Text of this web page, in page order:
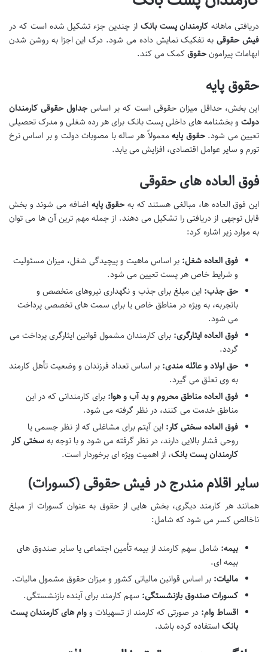
دریافتی ماهانه کارمندان پست بانک از چندین جزء تشکیل شده است که در
فیش حقوقیبه تفکیک نمایش داده می شود. درک این اجزا به روشن شدن
ابهامات پیرامونحقوقکمک می کند.
حقوق پایه
این بخش، حداقل میزان حقوقی است که بر اساس جداول حقوقی کارمندان
دولت و بخشنامه های داخلی پست بانک برای هر رده شغلی و مدرک تحصیلی
تعیین می شود.حقوق پایهمعمولاً هر ساله با مصوبات دولت و بر اساس نرخ
تورم و سایر عوامل اقتصادی، افزایش می یابد.
فوق العاده های حقوقی
این فوق العاده ها، مبالغی هستند که به حقوق پایه اضافه می شوند و بخش
قابل توجهی از دریافتی را تشکیل می دهند. از جمله مهم ترین آن ها می توان
به موارد زیر اشاره کرد:
فوق العاده شغل: بر اساس ماهیت و پیچیدگی شغل، میزان مسئولیت
و شرایط خاص هر پست تعیین می شود.
حق جذب: این مبلغ برای جذب و نگهداری نیروهای متخصص و
باتجربه، به ویژه در مناطق خاص یا برای سمت های تخصصی پرداخت
می شود.
فوق العاده ایثارگری: برای کارمندان مشمول قوانین ایثارگری پرداخت می
گردد.
حق اولاد و عائله مندی: بر اساس تعداد فرزندان و وضعیت تأهل کارمند
به وی تعلق می گیرد.
فوق العاده مناطق محروم و بد آب و هوا: برای کارمندانی که در این
مناطق خدمت می کنند، در نظر گرفته می شود.
فوق العاده سختی کار: این آیتم برای مشاغلی که از نظر جسمی یا
روحی فشار بالایی دارند، در نظر گرفته می شود و با توجه بهسختی کار
کارمندان پست بانک، از اهمیت ویژه ای برخوردار است.
سایر اقلام مندرج در فیش حقوقی (کسورات)
همانند هر کارمند دیگری، بخش هایی از حقوق به عنوان کسورات از مبلغ
ناخالص کسر می شود که شامل:
بیمه: شامل سهم کارمند از بیمه تأمین اجتماعی یا سایر صندوق های
بیمه ای.
مالیات: بر اساس قوانین مالیاتی کشور و میزان حقوق مشمول مالیات.
کسورات صندوق بازنشستگی: سهم کارمند برای آینده بازنشستگی.
اقساط وام: در صورتی که کارمند از تسهیلات ووام های کارمندان پست
بانکاستفاده کرده باشد.